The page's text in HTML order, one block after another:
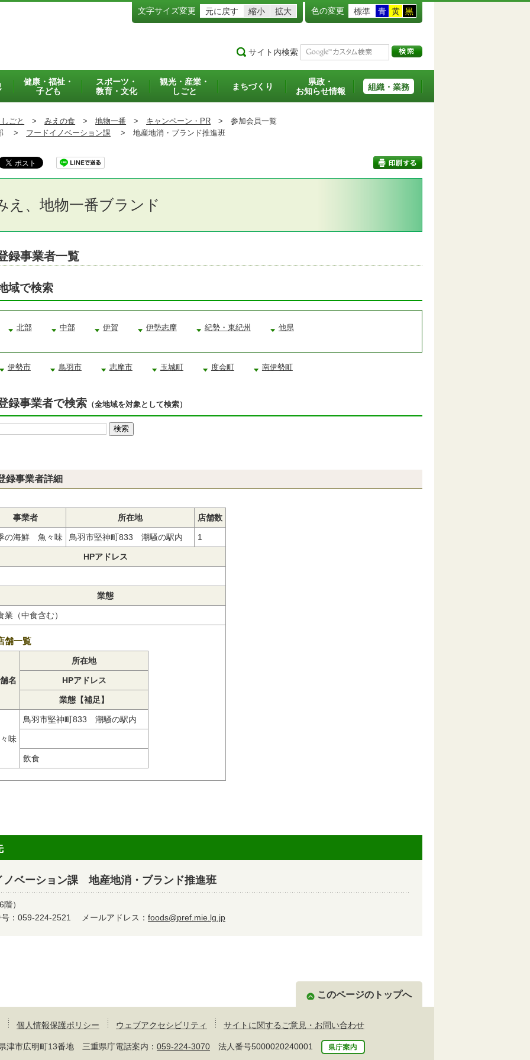
文字サイズ変更 元に戻す 縮小 拡大 色の変更 標準 青 黄 黒
サイト内検索
健康・福祉・
子ども
スポーツ・
教育・文化
観光・産業・
しごと
まちづくり
県政・
お知らせ情報
組織・業務
ごと > みえの食 > 地物一番 > キャンペーン・PR > 参加会員一覧
> フードイノベーション課 > 地産地消・ブランド推進班
え、地物一番ブランド
録事業者一覧
域で検索
北部 中部 伊賀 伊勢志摩 紀勢・東紀州 他県
伊勢市 鳥羽市 志摩市 玉城町 度会町 南伊勢町
録事業者で検索 （全地域を対象として検索）
録事業者詳細
事業者 所在地 店舗数
の海鮮 魚々味 鳥羽市堅神町833 潮騒の駅内 1
HPアドレス
業態
業（中食含む）
舗一覧
名
所在地
HPアドレス
業態【補足】
味
鳥羽市堅神町833 潮騒の駅内
飲食
ベーション課 地産地消・ブランド推進班
）
号：059-224-2521 メールアドレス： foods@pref.mie.lg.jp
このページのトップへ
個人情報保護ポリシー ウェブアクセシビリティ サイトに関するご意見・お問い合わせ
市広明町13番地 三重県庁電話案内： 059-224-3070 法人番号5000020240001